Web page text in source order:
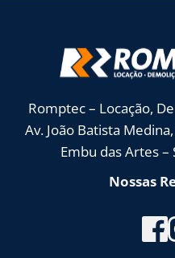
Romptec – Locação,
Av. João Batista
Embu das Artes –
Nossas